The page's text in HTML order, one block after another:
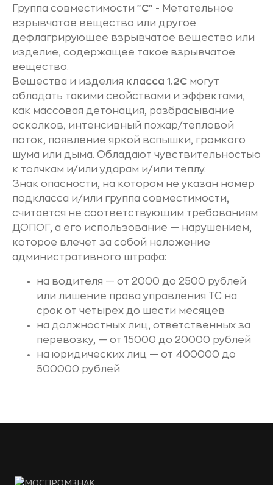
Группа совместимости "С" - Метательное
взрывчатое вещество или другое
дефлагрирующее взрывчатое вещество или
изделие, содержащее такое взрывчатое
вещество.
Вещества и изделия класса 1.2С могут
обладать такими свойствами и эффектами,
как массовая детонация, разбрасывание
осколков, интенсивный пожар/тепловой
поток, появление яркой вспышки, громкого
шума или дыма. Обладают чувствительностью
к толчкам и/или ударам и/или теплу.
Знак опасности, на котором не указан номер
подкласса и/или группа совместимости,
считается не соответствующим требованиям
ДОПОГ, а его использование — нарушением,
которое влечет за собой наложение
административного штрафа:
на водителя — от 2000 до 2500 рублей
или лишение права управления ТС на
срок от четырех до шести месяцев
на должностных лиц, ответственных за
перевозку, — от 15000 до 20000 рублей
на юридических лиц — от 400000 до
500000 рублей